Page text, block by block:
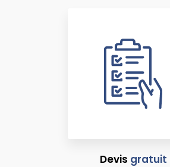
Devis gratuit